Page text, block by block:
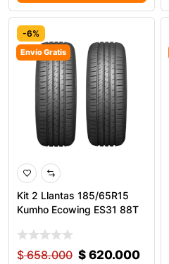
-6%
Envío Gratis
Kit 2 Llantas 185/65R15
Kumho Ecowing ES31 88T
$658.000 $ 620.000